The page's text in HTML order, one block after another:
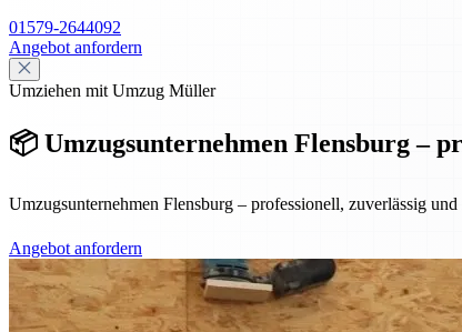
01579-2644092
Angebot anfordern
Umziehen mit Umzug Müller
📦 Umzugsunternehmen Flensburg –
Umzugsunternehmen Flensburg – professionell, zuverlässig
Angebot anfordern